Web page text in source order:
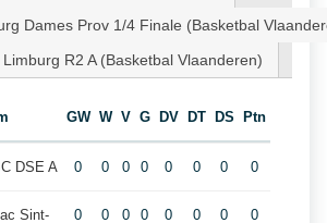
Dames Prov 1/4 Finale (Basketbal
R2 A (Basketbal Vlaanderen)
GW W V G DV DT DS Ptn
DSE A 0 0 0 0 0 0 0 0
Sint- 0 0 0 0 0 0 0 0